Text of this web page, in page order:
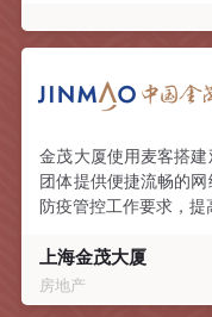
金茂大厦使用麦客搭
团体提供便捷流畅的
防疫管控工作要求，提
上海金茂大厦
房地产